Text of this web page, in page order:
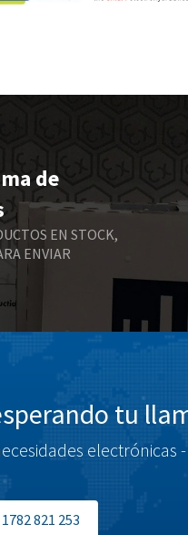
de
EN STOCK,
ENVIAR
tu
electrónicas -
821 253